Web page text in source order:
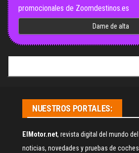
promocionales de Zoomdestinos.es
NUESTROS PORTALES:
ElMotor.net, revista digital del mundo
noticias, novedades y pruebas de coches